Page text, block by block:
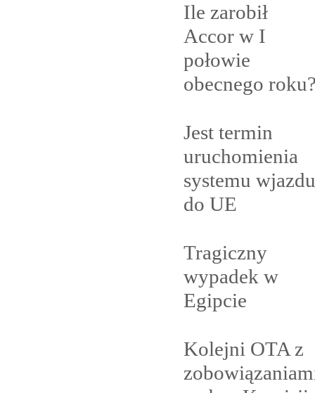
Ile zarobił
Accor w I
połowie
obecnego
Jest termin
uruchomienia
systemu wjazdu
do UE
Tragiczny
wypadek w
Egipcie
Kolejni OTA z